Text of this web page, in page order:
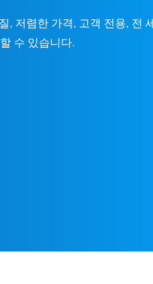
, 저렴한 가격, 고객 전용, 전
수 있습니다.